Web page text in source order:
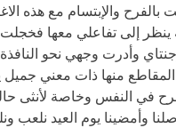
بالفرح والإبتسام مع هذه
ينظر إلى تفاعلي معها فخجلت
وأدرت وجهي نحو النافذة
منها ذات معني جميل
في النفس وخاصة لأنثى
وأمضينا يوم العيد نلعب